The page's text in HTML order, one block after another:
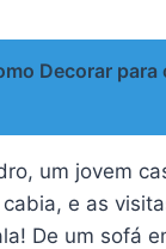
Decorar
um jovem
e as
De um sofá